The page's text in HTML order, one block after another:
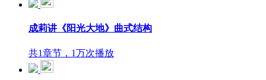
成莉讲《阳光大地》曲式结构
共1章节，1万次播放